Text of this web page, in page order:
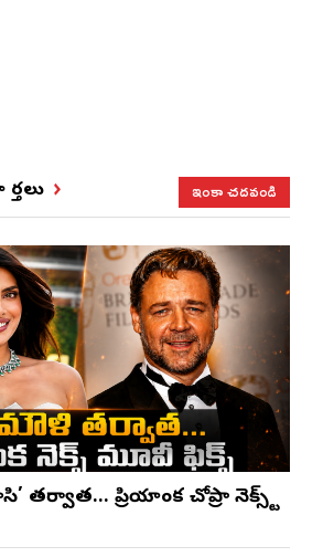
ఇంకా చదవండి
తర్వాత… ప్రియాంక చోప్రా నెక్స్ట్